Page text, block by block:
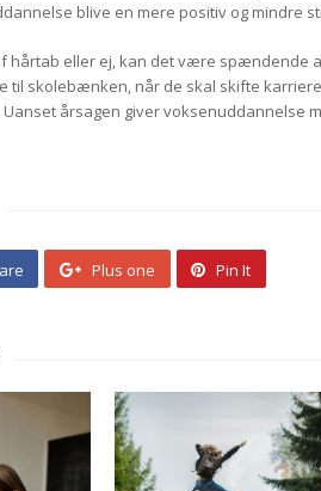
blive en mere positiv og mindre
hårtab eller ej, kan det være spændende
til skolebænken, når de skal skifte
årsagen giver voksenuddannelse
Plus one Pin It